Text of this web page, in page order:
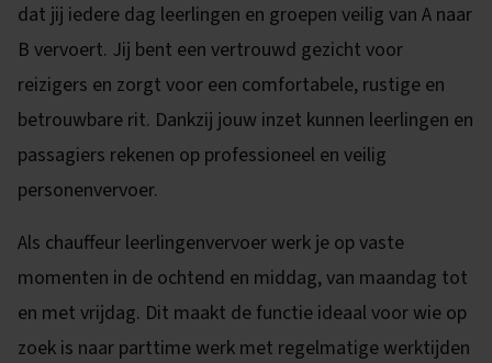
dat jij iedere dag leerlingen en groepen veilig van A naar
B vervoert. Jij bent een vertrouwd gezicht voor
reizigers en zorgt voor een comfortabele, rustige en
betrouwbare rit. Dankzij jouw inzet kunnen leerlingen en
passagiers rekenen op professioneel en veilig
personenvervoer.
Als chauffeur leerlingenvervoer werk je op vaste
momenten in de ochtend en middag, van maandag tot
en met vrijdag. Dit maakt de functie ideaal voor wie op
zoek is naar parttime werk met regelmatige werktijden